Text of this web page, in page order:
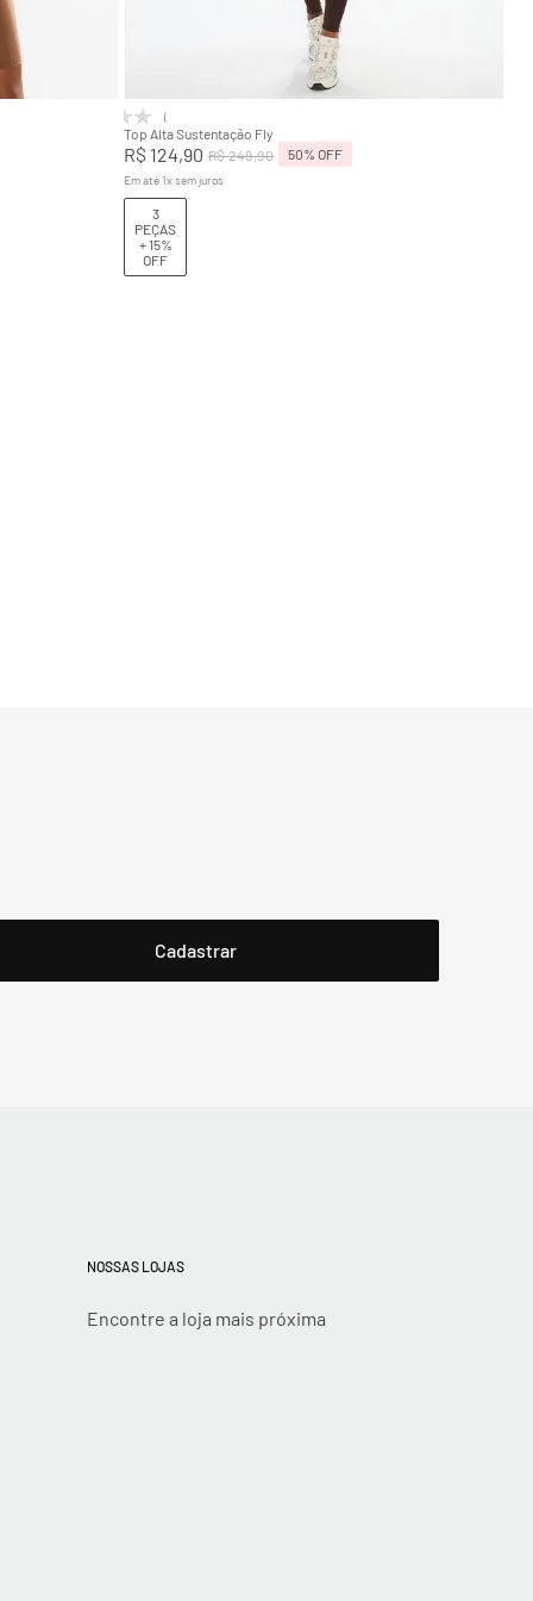
Adicionar na sacola
(0)
Top Alta Sustentação Fly
R$ 124,90 R$249,90 50% OFF
Em até 1xsem juros
3
PEÇAS
+ 15%
OFF
NOSSAS LOJAS
Encontre a loja mais próxima